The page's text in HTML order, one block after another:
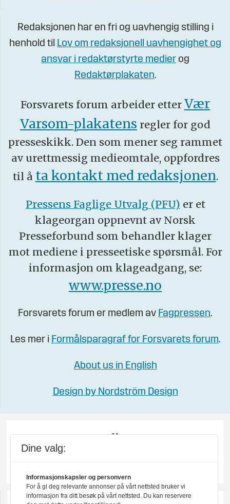
Redaksjonen har en fri og uavhengig stilling i
henhold til Lov om redaksjonell uavhengighet og
ansvar i redaktørstyrte medier og
Redaktørplakaten.
Forsvarets forum arbeider etter Vær
Varsom-plakatens regler for god
presseskikk. Den som mener seg rammet
av urettmessig medieomtale, oppfordres
til å ta kontakt med redaksjonen.
Pressens Faglige Utvalg (PFU) er et
klageorgan oppnevnt av Norsk
Presseforbund som behandler klager
mot mediene i presseetiske spørsmål. For
informasjon om klageadgang, se:
www.presse.no
Forsvarets forum er medlem av Fagpressen.
Les mer i Formålsparagraf for Forsvarets forum.
About us in English
Design by Nordström Design
Dine valg:
Informasjonskapsler og personvern
For å gi deg relevante annonser på vårt nettsted bruker vi
informasjon fra ditt besøk på vårt nettsted. Du kan reservere